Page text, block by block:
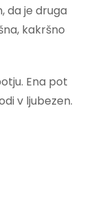
da je druga
kakršno
Ena pot
v ljubezen.